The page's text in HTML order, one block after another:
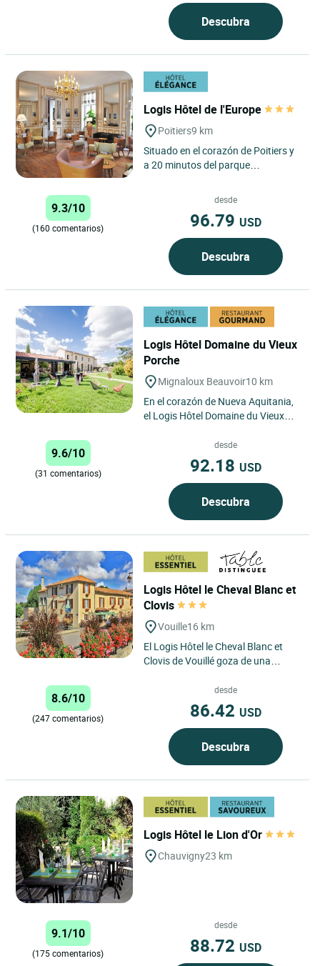
Descubra
Logis Hôtel de l'Europe
Poitiers9 km
Situado en el corazón de Poitiers y
a 20 minutos del parque
l'Europe*** le acoge en un
9.3/10
(160 comentarios)
desde
96.79 USD
Descubra
Logis Hôtel Domaine du Vieux
Porche
Mignaloux Beauvoir10 km
En el corazón de Nueva Aquitania,
el Logis Hôtel Domaine du Vieux
con carácter donde...
9.6/10
(31 comentarios)
desde
92.18 USD
Descubra
Logis Hôtel le Cheval Blanc et
Clovis
Vouille16 km
El Logis Hôtel le Cheval Blanc et
Clovis de Vouillé goza de una
una región rica en...
8.6/10
(247 comentarios)
desde
86.42 USD
Descubra
Logis Hôtel le Lion d'Or
Chauvigny23 km
9.1/10
(175 comentarios)
desde
88.72 USD